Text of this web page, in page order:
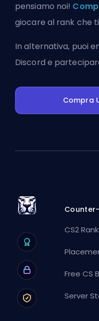
pensiamo noi!
giocare al rank che
In alternativa, puoi
Discord e
Compra
CS2
Free CS
Server